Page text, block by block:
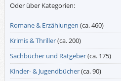
Oder über Kategorien:
Romane & Erzählungen (ca. 460)
Krimis & Thriller(ca. 200)
Sachbücher und Ratgeber(ca. 175)
Kinder- & Jugendbücher(ca. 90)